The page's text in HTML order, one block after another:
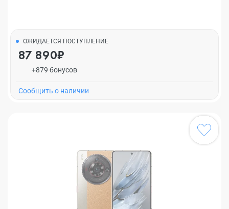
ОЖИДАЕТСЯ ПОСТУПЛЕНИЕ
87 890₽
+879 бонусов
Cообщить о наличии